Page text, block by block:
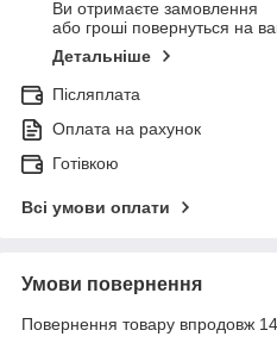
Ви отримаєте замовлення
або гроші повернуться на
Детальніше
Післяплата
Оплата на рахунок
Готівкою
Всі умови оплати
Умови повернення
Повернення товару впродовж